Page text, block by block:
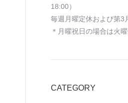
18:00）
毎週月曜定休および第3
＊月曜祝日の場合は火
CATEGORY